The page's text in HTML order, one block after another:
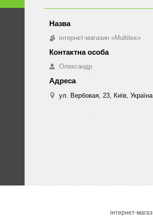
інтернет-магазин «Multitex»
Олександр
ул. Вербовая, 23, Київ, Україна